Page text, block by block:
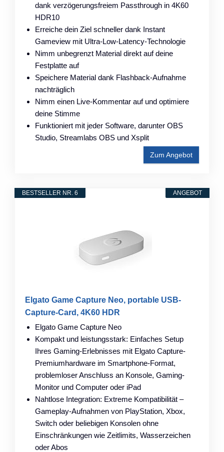
dank verzögerungsfreiem Passthrough in 4K60
HDR10
Erreiche dein Ziel schneller dank Instant
Gameview mit Ultra-Low-Latency-Technologie
Nimm unbegrenzt Material direkt auf deine
Festplatte auf
Speichere Material dank Flashback-Aufnahme
nachträglich
Nimm einen Live-Kommentar auf und optimiere
deine Stimme
Funktioniert mit jeder Software, darunter OBS
Studio, Streamlabs OBS und Xsplit
Zum Angebot
ANGEBOT
BESTSELLER NR. 6
Elgato Game Capture Neo, portable USB-
Capture-Card, 4K60 HDR
Elgato Game Capture Neo
Kompakt und leistungsstark: Einfaches Setup
Ihres Gaming-Erlebnisses mit Elgato Capture-
Premiumhardware im Smartphone-Format,
problemloser Anschluss an Konsole, Gaming-
Monitor und Computer oder iPad
Nahtlose Integration: Extreme Kompatibilität –
Gameplay-Aufnahmen von PlayStation, Xbox,
Switch oder beliebigen Konsolen ohne
Einschränkungen wie Zeitlimits, Wasserzeichen
oder Abos